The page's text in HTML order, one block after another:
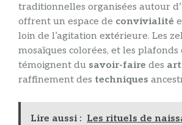
traditionnelles organisées autour
offrent un espace de convivialité
loin de l’agitation extérieure. Les
mosaïques colorées, et les plafonds
témoignent du savoir-faire des
raffinement des techniques
Lire aussi : Les rituels de